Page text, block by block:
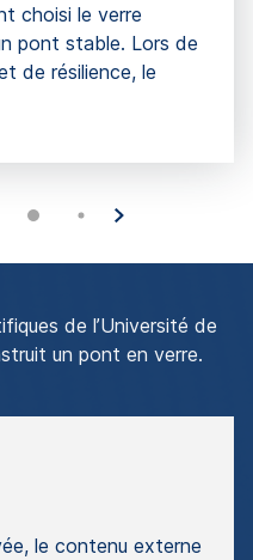
choisi le verre
pont stable. Lors de
de résilience, le
de l’Université de
un pont en verre.
le contenu externe